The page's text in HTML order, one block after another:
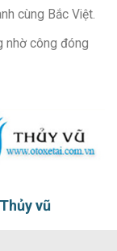
cùng Bắc Việt.
nhờ công đóng
Thủy vũ